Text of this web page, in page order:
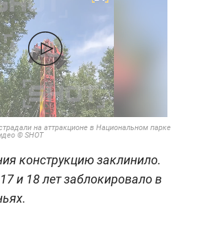
на аттракционе в Национальном парке
© SHOT
конструкцию заклинило.
и 18 лет заблокировало в